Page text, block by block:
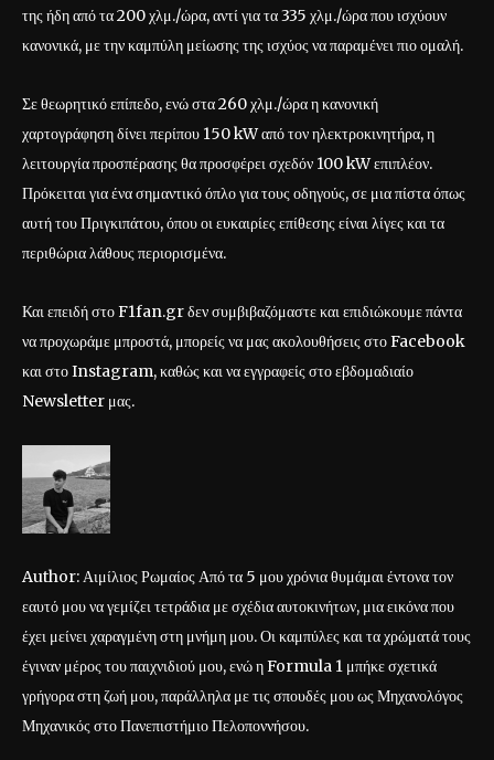
της ήδη από τα 200 χλμ./ώρα, αντί για τα 335 χλμ./ώρα που ισχύουν
κανονικά, με την καμπύλη μείωσης της ισχύος να παραμένει πιο ομαλή.
Σε θεωρητικό επίπεδο, ενώ στα 260 χλμ./ώρα η κανονική
χαρτογράφηση δίνει περίπου 150 kW από τον ηλεκτροκινητήρα, η
λειτουργία προσπέρασης θα προσφέρει σχεδόν 100 kW επιπλέον.
Πρόκειται για ένα σημαντικό όπλο για τους οδηγούς, σε μια πίστα όπως
αυτή του Πριγκιπάτου, όπου οι ευκαιρίες επίθεσης είναι λίγες και τα
περιθώρια λάθους περιορισμένα.
Και επειδή στο F1fan.gr δεν συμβιβαζόμαστε και επιδιώκουμε πάντα
να προχωράμε μπροστά, μπορείς να μας ακολουθήσεις στο Facebook
και στο Instagram, καθώς και να εγγραφείς στο εβδομαδιαίο
Newsletter μας.
Author: Αιμίλιος Ρωμαίος Από τα 5 μου χρόνια θυμάμαι έντονα τον
εαυτό μου να γεμίζει τετράδια με σχέδια αυτοκινήτων, μια εικόνα που
έχει μείνει χαραγμένη στη μνήμη μου. Οι καμπύλες και τα χρώματά τους
έγιναν μέρος του παιχνιδιού μου, ενώ η Formula 1 μπήκε σχετικά
γρήγορα στη ζωή μου, παράλληλα με τις σπουδές μου ως Μηχανολόγος
Μηχανικός στο Πανεπιστήμιο Πελοποννήσου.